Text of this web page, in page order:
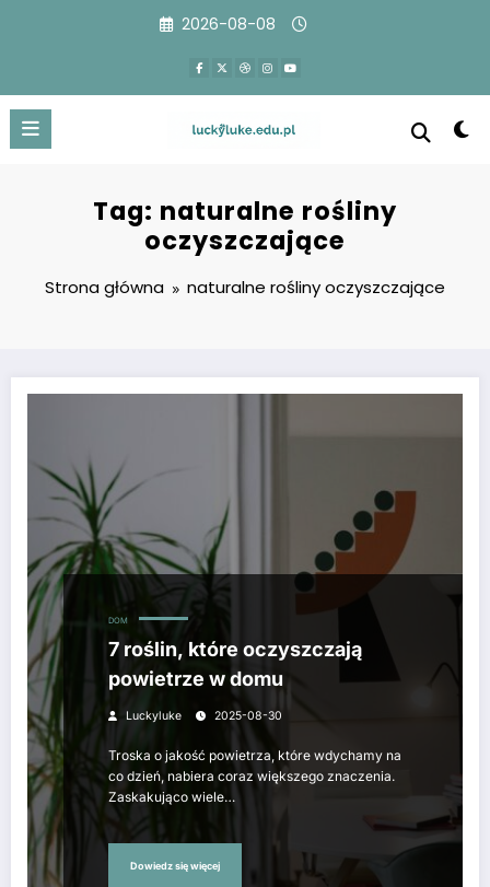
2026-08-08
Tag: naturalne rośliny
oczyszczające
Strona główna naturalne rośliny oczyszczające
DOM
7 roślin, które oczyszczają
powietrze w domu
Luckyluke 2025-08-30
Troska o jakość powietrza, które wdychamy na
co dzień, nabiera coraz większego znaczenia.
Zaskakująco wiele…
Dowiedz się więcej